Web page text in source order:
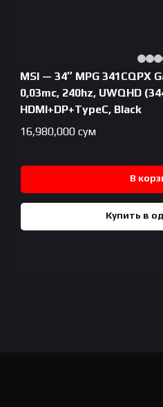
MSI — 34″ MPG 341CQPX
0,03mc, 240hz, UWQHD
HDMI+DP+TypeC, Black
16,980,000 сум
В
Купить в